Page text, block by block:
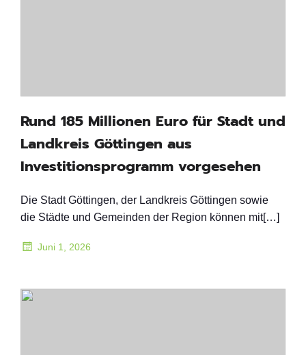
Rund 185 Millionen Euro für Stadt und
Landkreis Göttingen aus
Investitionsprogramm vorgesehen
Die Stadt Göttingen, der Landkreis Göttingen sowie
die Städte und Gemeinden der Region können mit[…]
Juni 1, 2026